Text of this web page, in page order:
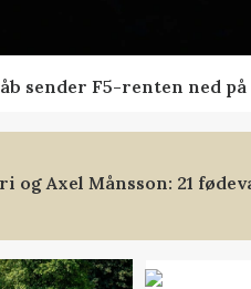
sender F5-renten ned
og Axel Månsson: 21